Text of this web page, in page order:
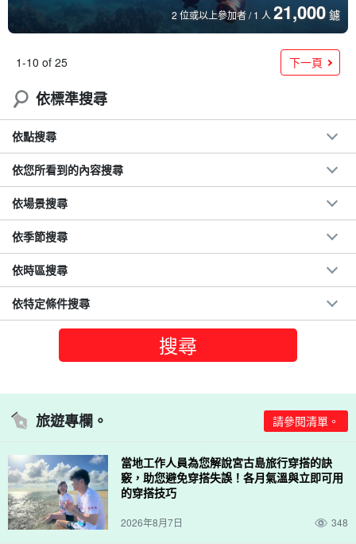
2 位或以上參加者 / 1 人 21,000 鑢
1-10 of 25 下一頁
依標準搜尋
依點搜尋
依您所看到的內容搜尋
依場景搜尋
依季節搜尋
依時區搜尋
依特定條件搜尋
旅遊專欄。 請參閱清單。
當地工作人員為您解說宮古島旅行穿搭的訣
竅，助您避免穿搭失誤！各月氣溫與立即可用
的穿搭技巧
2026年8月7日 348